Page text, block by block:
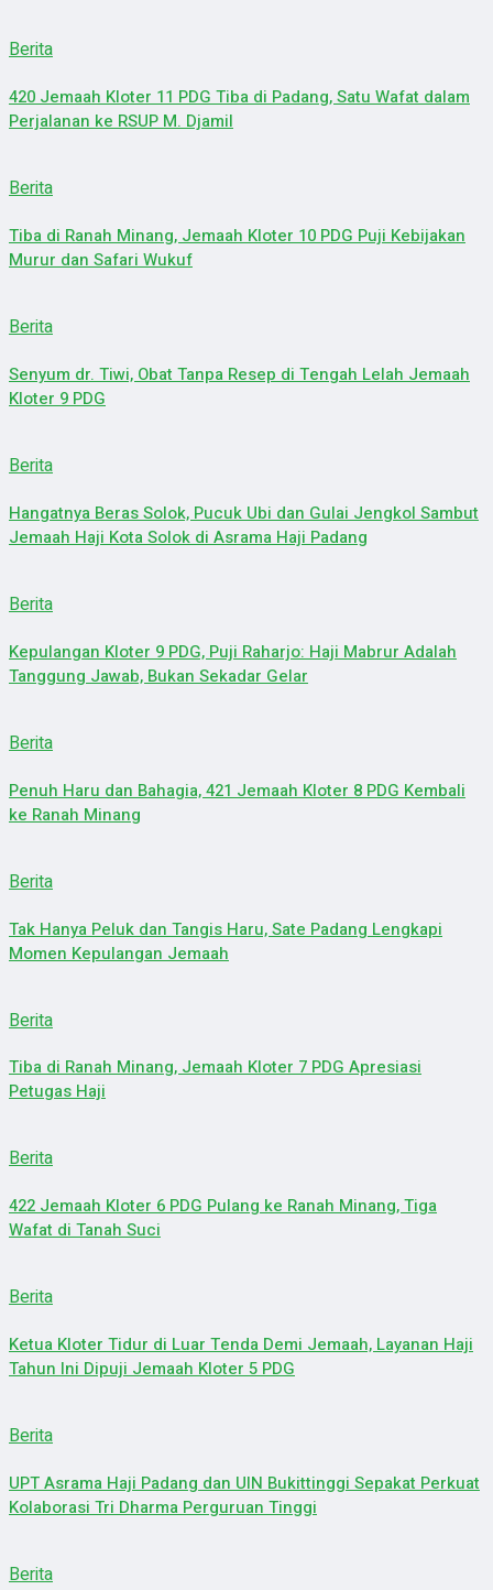
Berita
420 Jemaah Kloter 11 PDG Tiba di Padang, Satu Wafat dalam
Perjalanan ke RSUP M. Djamil
Berita
Tiba di Ranah Minang, Jemaah Kloter 10 PDG Puji Kebijakan
Murur dan Safari Wukuf
Berita
Senyum dr. Tiwi, Obat Tanpa Resep di Tengah Lelah Jemaah
Kloter 9 PDG
Berita
Hangatnya Beras Solok, Pucuk Ubi dan Gulai Jengkol Sambut
Jemaah Haji Kota Solok di Asrama Haji Padang
Berita
Kepulangan Kloter 9 PDG, Puji Raharjo: Haji Mabrur Adalah
Tanggung Jawab, Bukan Sekadar Gelar
Berita
Penuh Haru dan Bahagia, 421 Jemaah Kloter 8 PDG Kembali
ke Ranah Minang
Berita
Tak Hanya Peluk dan Tangis Haru, Sate Padang Lengkapi
Momen Kepulangan Jemaah
Berita
Tiba di Ranah Minang, Jemaah Kloter 7 PDG Apresiasi
Petugas Haji
Berita
422 Jemaah Kloter 6 PDG Pulang ke Ranah Minang, Tiga
Wafat di Tanah Suci
Berita
Ketua Kloter Tidur di Luar Tenda Demi Jemaah, Layanan Haji
Tahun Ini Dipuji Jemaah Kloter 5 PDG
Berita
UPT Asrama Haji Padang dan UIN Bukittinggi Sepakat Perkuat
Kolaborasi Tri Dharma Perguruan Tinggi
Berita